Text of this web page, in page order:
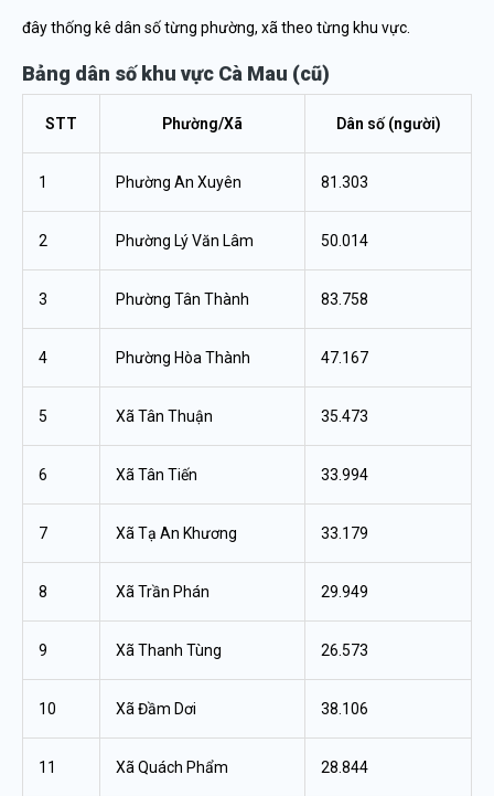
đây thống kê dân số từng phường, xã theo từng khu vực.
Bảng dân số khu vực Cà Mau (cũ)
STT Phường/Xã Dân số (người)
1 Phường An Xuyên 81.303
2 Phường Lý Văn Lâm 50.014
3 Phường Tân Thành 83.758
4 Phường Hòa Thành 47.167
5 Xã Tân Thuận 35.473
6 Xã Tân Tiến 33.994
7 Xã Tạ An Khương 33.179
8 Xã Trần Phán 29.949
9 Xã Thanh Tùng 26.573
10 Xã Đầm Dơi 38.106
11 Xã Quách Phẩm 28.844